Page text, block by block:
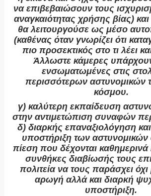
να επιβεβαιώσουν τους
αναγκαιότητας χρήσης βίας)
θα λειτουργούσε ως μέσο
(καθένας όταν γνωρίζει ότι
πιο προσεκτικός στο τι λέει
Άλλωστε κάμερες
ενσωματωμένες στις
περισσότερων αστυνομικών
κόσμου.
γ) καλύτερη εκπαίδευση
στην αντιμετώπιση συναφών
δ) διαρκής επαναξιολόγηση
υποστήριξη των
πίεση που δέχονται καθημερινά
συνθήκες διαβίωσής τους
πολιτεία να τους παράσχει
αρωγή αλλά και διαρκή
υποστήριξη.